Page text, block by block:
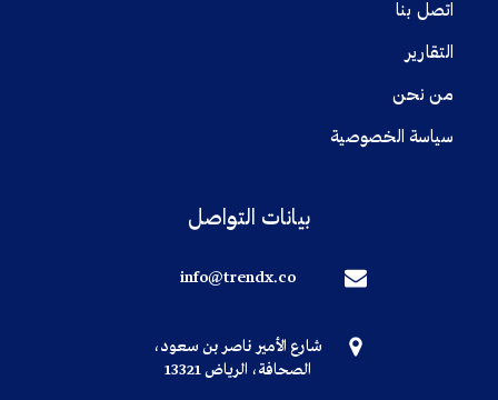
اتصل بنا
التقارير
من نحن
سياسة الخصوصية
بيانات التواصل
info@trendx.co
شارع الأمير ناصر بن سعود،
الصحافة، الرياض 13321